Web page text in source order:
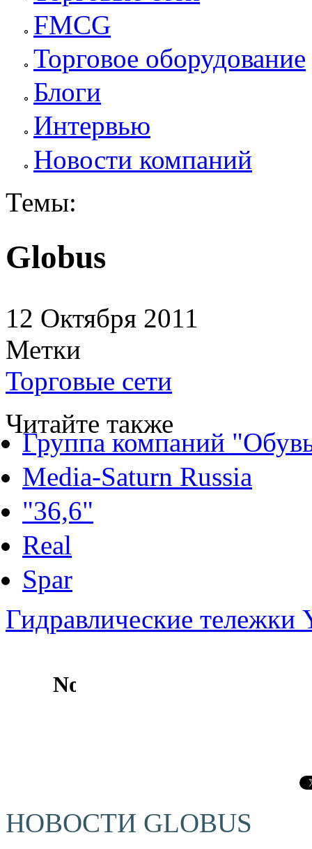
FMCG
Торговое оборудование
Блоги
Интервью
Новости компаний
Темы:
Globus
12 Октября 2011
Метки
Торговые сети
Читайте также
Группа компаний
Media-Saturn Russia
"36,6"
Real
Spar
Гидравлические тележки
НОВОСТИ GLOBUS